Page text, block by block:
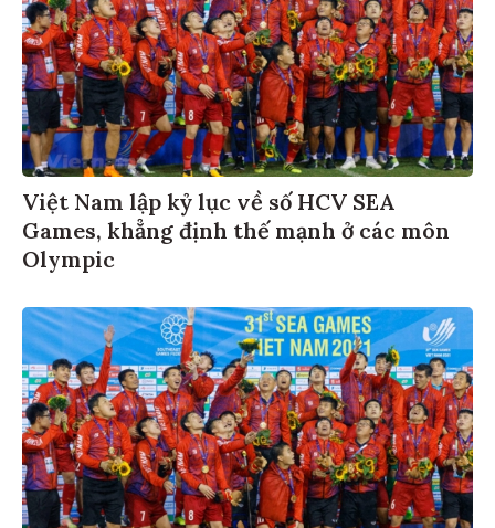
Việt Nam lập kỷ lục về số HCV SEA
Games, khẳng định thế mạnh ở các môn
Olympic